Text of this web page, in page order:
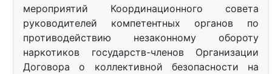
мероприятий Координационного совета
руководителей компетентных органов по
противодействию незаконному обороту
наркотиков государств-членов Организации
Договора о коллективной безопасности на